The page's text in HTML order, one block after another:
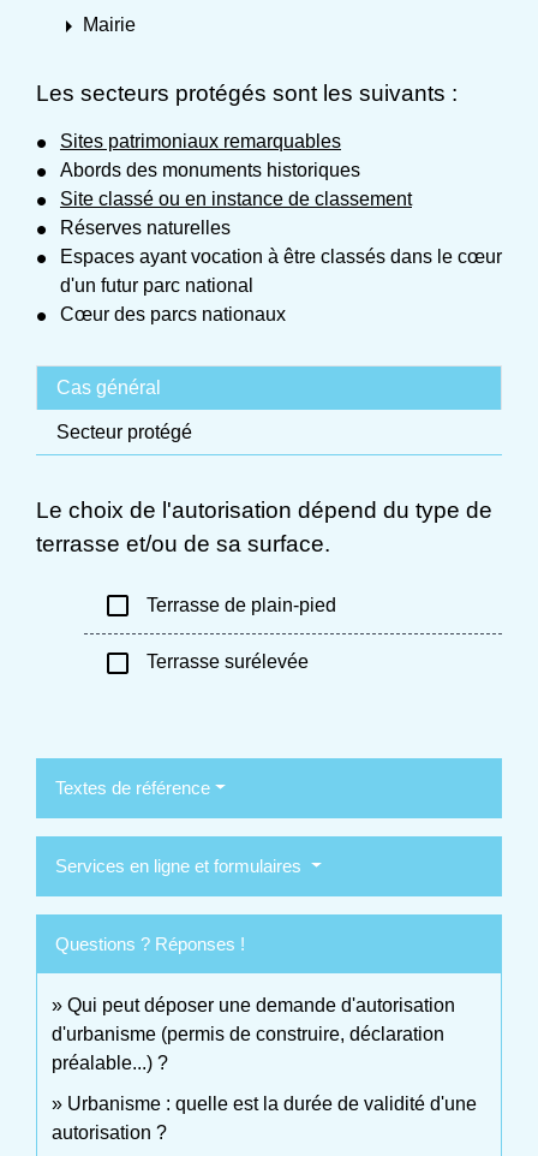
arrow_right Mairie
Les secteurs protégés sont les suivants :
Sites patrimoniaux remarquables
Abords des monuments historiques
Site classé ou en instance de classement
Réserves naturelles
Espaces ayant vocation à être classés dans le cœur
d'un futur parc national
Cœur des parcs nationaux
Cas général
Secteur protégé
Le choix de l'autorisation dépend du type de
terrasse et/ou de sa surface.
check_box_outline_blank Terrasse de plain-pied
check_box_outline_blank Terrasse surélevée
Textes de référence
Services en ligne et formulaires
Questions ? Réponses !
Qui peut déposer une demande d'autorisation
d'urbanisme (permis de construire, déclaration
préalable...) ?
Urbanisme : quelle est la durée de validité d'une
autorisation ?